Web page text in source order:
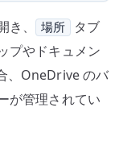
、 場所
タブ
プやドキュメン
、OneDrive のバ
が管理されてい